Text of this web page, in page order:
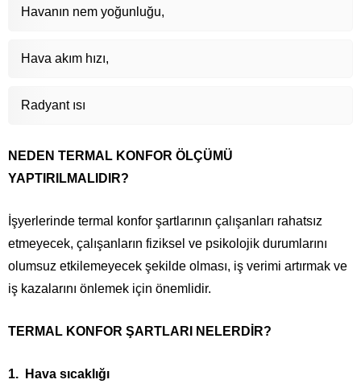
Havanın nem yoğunluğu,
Hava akım hızı,
Radyant ısı
NEDEN TERMAL KONFOR ÖLÇÜMÜ
YAPTIRILMALIDIR?
İşyerlerinde termal konfor şartlarının çalışanları rahatsız
etmeyecek, çalışanların fiziksel ve psikolojik durumlarını
olumsuz etkilemeyecek şekilde olması, iş verimi artırmak ve
iş kazalarını önlemek için önemlidir.
TERMAL KONFOR ŞARTLARI NELERDİR?
Hava sıcaklığı